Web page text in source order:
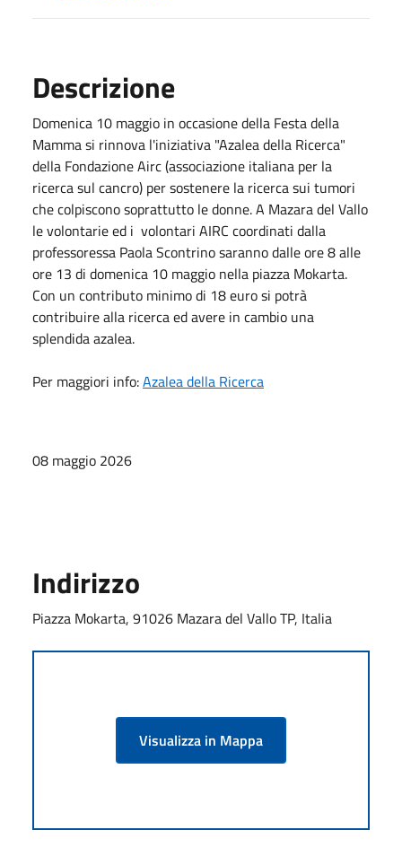
Descrizione
Domenica 10 maggio in occasione della Festa della
Mamma si rinnova l'iniziativa "Azalea della Ricerca"
della Fondazione Airc (associazione italiana per la
ricerca sul cancro) per sostenere la ricerca sui tumori
che colpiscono soprattutto le donne. A Mazara del Vallo
le volontarie ed i volontari AIRC coordinati dalla
professoressa Paola Scontrino saranno dalle ore 8 alle
ore 13 di domenica 10 maggio nella piazza Mokarta.
Con un contributo minimo di 18 euro si potrà
contribuire alla ricerca ed avere in cambio una
splendida azalea.
Per maggiori info:Azalea della Ricerca
08 maggio 2026
Indirizzo
Piazza Mokarta, 91026 Mazara del Vallo TP, Italia
Visualizza in Mappa